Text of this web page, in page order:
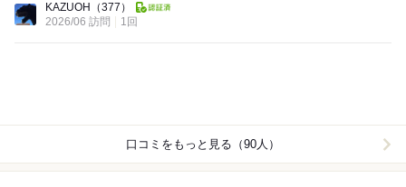
KAZUOH
（377）
2026/06 訪問
1回
口コミをもっと見る（90人）